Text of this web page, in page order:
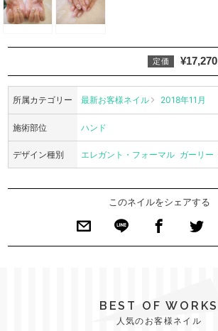
定価 ¥17,270
所属カテゴリー 最新お客様ネイル 2018年11月
施術部位 ハンド
デザイン種別 エレガント・フォーマル ガーリー
このネイルをシェアする
BEST OF WORKS
人気のお客様ネイル